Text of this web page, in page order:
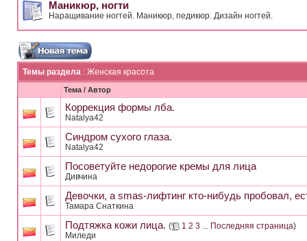
Маникюр, ногти
Наращивание ногтей. Маникюр, педикюр. Дизайн ногтей.
Темы раздела : Женская красота
Тема / Автор
Коррекция формы лба.
Natalya42
Синдром сухого глаза.
Natalya42
Посоветуйте недорогие кремы для лица
Дивчина
Девочки, а smas-лифтинг кто-нибудь пробовал,
Тамара Снаткина
Подтяжка кожи лица. ( 1 2 3 ... Последняя страница)
Миледи